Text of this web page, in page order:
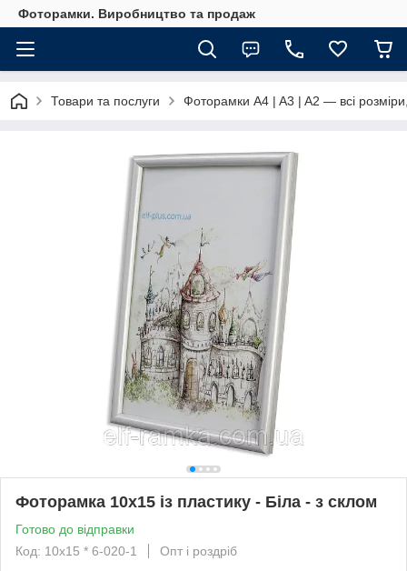
Фоторамки. Виробництво та продаж
Товари та послуги Фоторамки A4 | A3 | A2 — всі
Фоторамка 10х15 із пластику - Біла - з склом
Готово до відправки
Код: 10х15 * 6-020-1
Опт і роздріб